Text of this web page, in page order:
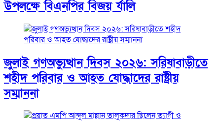
উপলক্ষে বিএনপির বিজয় র্যালি
জুলাই গণঅভ্যুত্থান দিবস ২০২৬: সরিষাবাড়ীতে
শহীদ পরিবার ও আহত যোদ্ধাদের রাষ্ট্রীয়
সম্মাননা